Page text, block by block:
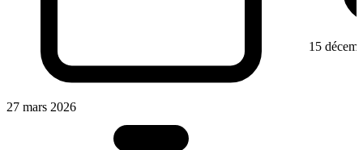
27 mars 2026
15